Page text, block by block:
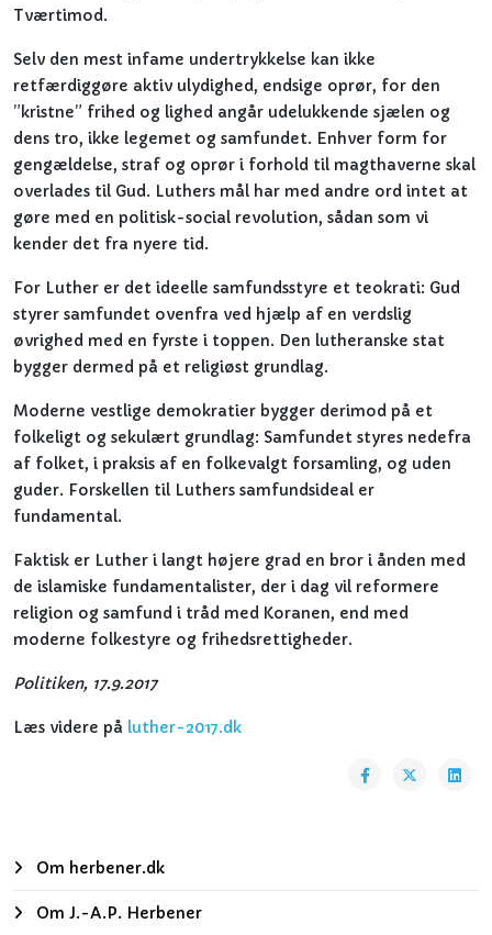
Tværtimod.
Selv den mest infame undertrykkelse kan ikke
retfærdiggøre aktiv ulydighed, endsige oprør, for den
”kristne” frihed og lighed angår udelukkende sjælen og
dens tro, ikke legemet og samfundet. Enhver form for
gengældelse, straf og oprør i forhold til magthaverne skal
overlades til Gud. Luthers mål har med andre ord intet at
gøre med en politisk-social revolution, sådan som vi
kender det fra nyere tid.
For Luther er det ideelle samfundsstyre et teokrati: Gud
styrer samfundet ovenfra ved hjælp af en verdslig
øvrighed med en fyrste i toppen. Den lutheranske stat
bygger dermed på et religiøst grundlag.
Moderne vestlige demokratier bygger derimod på et
folkeligt og sekulært grundlag: Samfundet styres nedefra
af folket, i praksis af en folkevalgt forsamling, og uden
guder. Forskellen til Luthers samfundsideal er
fundamental.
Faktisk er Luther i langt højere grad en bror i ånden med
de islamiske fundamentalister, der i dag vil reformere
religion og samfund i tråd med Koranen, end med
moderne folkestyre og frihedsrettigheder.
Politiken, 17.9.2017
Læs videre på luther-2017.dk
Om herbener.dk
Om J.-A.P. Herbener